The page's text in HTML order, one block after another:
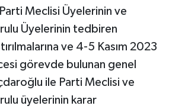
Meclisi Üyelerinin ve
Üyelerinin tedbiren
ve 4-5 Kasım 2023
görevde bulunan genel
ile Parti Meclisi ve
üyelerinin karar